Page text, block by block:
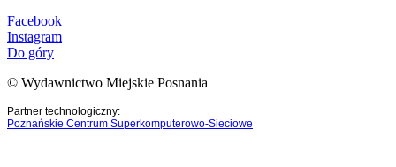
Facebook
Instagram
Do góry
© Wydawnictwo Miejskie Posnania
Partner technologiczny:
Poznańskie Centrum Superkomputerowo-Sieciowe